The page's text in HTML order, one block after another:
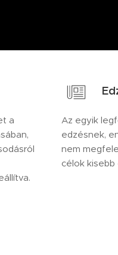
a
Az egyik
edzésnek,
nem
célok